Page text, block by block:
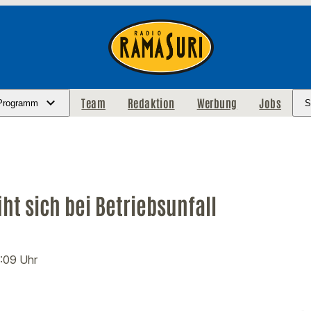
Team Redaktion Werbung Jobs
sich bei Betriebsunfall
Uhr